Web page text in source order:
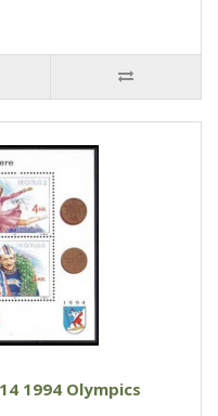
1994 Olympics